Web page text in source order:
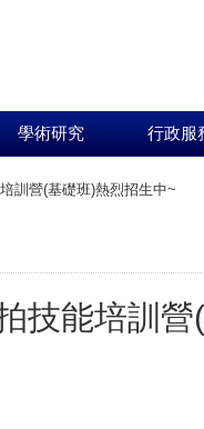
學術研究 行政服
訓營(基礎班)熱烈招生中~
技能培訓